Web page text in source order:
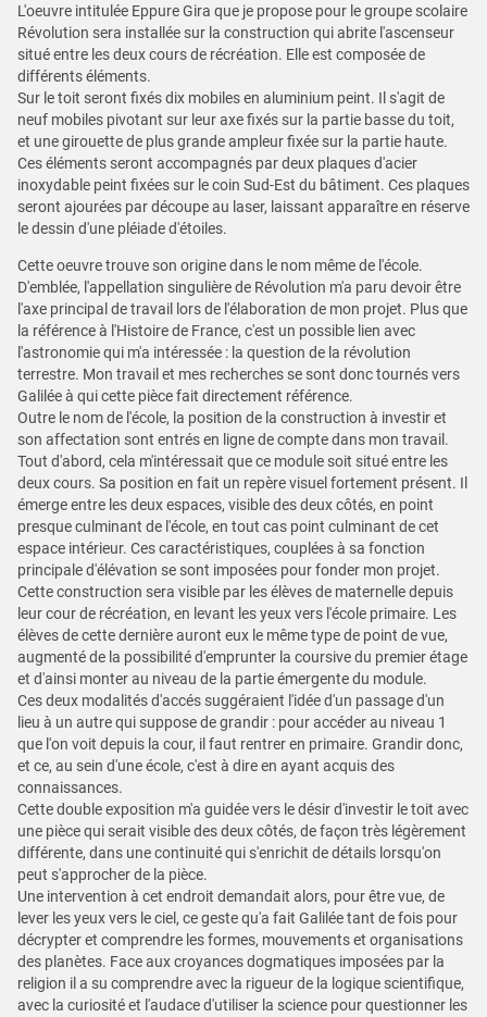
L'oeuvre intitulée Eppure Gira que je propose pour le groupe scolaire
Révolution sera installée sur la construction qui abrite l'ascenseur
situé entre les deux cours de récréation. Elle est composée de
différents éléments.
Sur le toit seront fixés dix mobiles en aluminium peint. Il s'agit de
neuf mobiles pivotant sur leur axe fixés sur la partie basse du toit,
et une girouette de plus grande ampleur fixée sur la partie haute.
Ces éléments seront accompagnés par deux plaques d'acier
inoxydable peint fixées sur le coin Sud-Est du bâtiment. Ces plaques
seront ajourées par découpe au laser, laissant apparaître en réserve
le dessin d'une pléiade d'étoiles.
Cette oeuvre trouve son origine dans le nom même de l'école.
D'emblée, l'appellation singulière de Révolution m'a paru devoir être
l'axe principal de travail lors de l'élaboration de mon projet. Plus que
la référence à l'Histoire de France, c'est un possible lien avec
l'astronomie qui m'a intéressée : la question de la révolution
terrestre. Mon travail et mes recherches se sont donc tournés vers
Galilée à qui cette pièce fait directement référence.
Outre le nom de l'école, la position de la construction à investir et
son affectation sont entrés en ligne de compte dans mon travail.
Tout d'abord, cela m'intéressait que ce module soit situé entre les
deux cours. Sa position en fait un repère visuel fortement présent. Il
émerge entre les deux espaces, visible des deux côtés, en point
presque culminant de l'école, en tout cas point culminant de cet
espace intérieur. Ces caractéristiques, couplées à sa fonction
principale d'élévation se sont imposées pour fonder mon projet.
Cette construction sera visible par les élèves de maternelle depuis
leur cour de récréation, en levant les yeux vers l'école primaire. Les
élèves de cette dernière auront eux le même type de point de vue,
augmenté de la possibilité d'emprunter la coursive du premier étage
et d'ainsi monter au niveau de la partie émergente du module.
Ces deux modalités d'accés suggéraient l'idée d'un passage d'un
lieu à un autre qui suppose de grandir : pour accéder au niveau 1
que l'on voit depuis la cour, il faut rentrer en primaire. Grandir donc,
et ce, au sein d'une école, c'est à dire en ayant acquis des
connaissances.
Cette double exposition m'a guidée vers le désir d'investir le toit avec
une pièce qui serait visible des deux côtés, de façon très légèrement
différente, dans une continuité qui s'enrichit de détails lorsqu'on
peut s'approcher de la pièce.
Une intervention à cet endroit demandait alors, pour être vue, de
lever les yeux vers le ciel, ce geste qu'a fait Galilée tant de fois pour
décrypter et comprendre les formes, mouvements et organisations
des planètes. Face aux croyances dogmatiques imposées par la
religion il a su comprendre avec la rigueur de la logique scientifique,
avec la curiosité et l'audace d'utiliser la science pour questionner les